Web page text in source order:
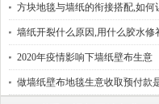
好
方块地毯与墙纸的衔接搭配,如何
墙纸开裂什么原因,用什么胶水修
2020年疫情影响下墙纸壁布生意
做墙纸壁布地毯生意收取预付款